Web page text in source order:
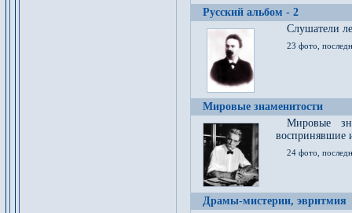
Русский альбом - 2
Cлушатели
23 фото,
Мировые знаменитости
Мировые
воспринявшие
24 фото,
Драмы-мистерии, эвритмия